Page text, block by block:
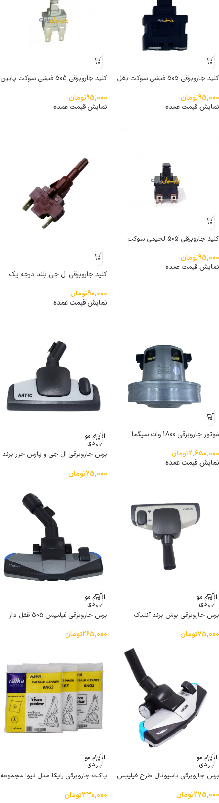
کلید جاروبرقی 505 فیشی سوکت بغل
95,000تومان
نمایش قیمت عمده
کلید جاروبرقی 505 فیشی سوکت پایین
95,000تومان
نمایش قیمت عمده
کلید جاروبرقی 505 لحیمی سوکت
95,000تومان
نمایش قیمت عمده
کلید جاروبرقی ال جی بلند درجه یک
90,000تومان
نمایش قیمت عمده
موتور جاروبرقی 1800 وات سیگما
2,650,000تومان
نمایش قیمت عمده
اتمام مو
جودی
برس جاروبرقی ال جی و پارس خزر برند
75,000تومان
اتمام مو
جودی
برس جاروبرقی بوش برند آنتیک
75,000تومان
اتمام مو
جودی
برس جاروبرقی فیلیپس 505 قفل دار
265,000تومان
اتمام مو
جودی
برس جاروبرقی ناسیونال طرح فیلیپس
275,000تومان
اتمام مو
جودی
پاکت جاروبرقی رایکا مدل تیوا مجموعه
330,000تومان